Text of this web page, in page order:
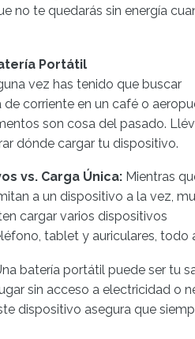
no te quedarás sin energía
Portátil
vez has tenido que buscar
corriente en un café o
son cosa del pasado.
dónde cargar tu dispositivo.
vs. Carga Única: Mientras
a un dispositivo a la vez,
cargar varios dispositivos
tablet y auriculares, todo
batería portátil puede ser tu
sin acceso a electricidad o
dispositivo asegura que